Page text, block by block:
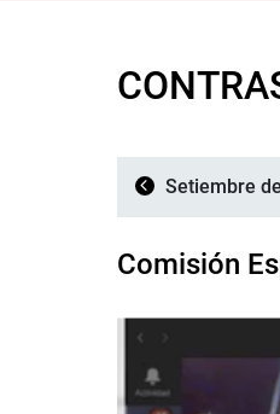
Setiembre
Comisión